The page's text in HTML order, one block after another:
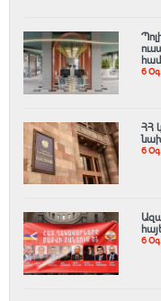
6
ՀՀ
6
6